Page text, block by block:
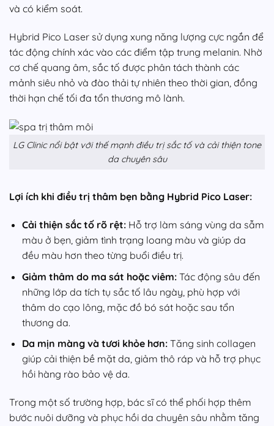
và có kiểm soát.
Hybrid Pico Laser sử dụng xung năng lượng cực ngắn để
tác động chính xác vào các điểm tập trung melanin. Nhờ
cơ chế quang âm, sắc tố được phân tách thành các
mảnh siêu nhỏ và đào thải tự nhiên theo thời gian, đồng
thời hạn chế tối đa tổn thương mô lành.
LG Clinic nổi bật với thế mạnh điều trị sắc tố và cải thiện tone
da chuyên sâu
Lợi ích khi điều trị thâm bẹn bằng Hybrid Pico Laser:
Cải thiện sắc tố rõ rệt:Hỗ trợ làm sáng vùng da sẫm
màu ở bẹn, giảm tình trạng loang màu và giúp da
đều màu hơn theo từng buổi điều trị.
Giảm thâm do ma sát hoặc viêm:Tác động sâu đến
những lớp da tích tụ sắc tố lâu ngày, phù hợp với
thâm do cạo lông, mặc đồ bó sát hoặc sau tổn
thương da.
Da mịn màng và tươi khỏe hơn:Tăng sinh collagen
giúp cải thiện bề mặt da, giảm thô ráp và hỗ trợ phục
hồi hàng rào bảo vệ da.
Trong một số trường hợp, bác sĩ có thể phối hợp thêm
bước nuôi dưỡng và phục hồi da chuyên sâu nhằm tăng